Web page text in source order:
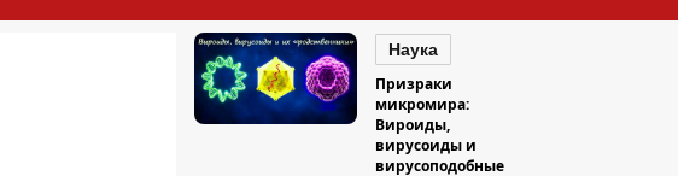
Наука
Призраки
микромира:
Вироиды,
вирусоиды и
вирусоподобные